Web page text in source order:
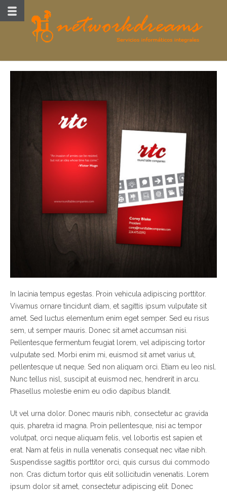
In lacinia tempus egestas. Proin vehicula adipiscing porttitor.
Vivamus ornare tincidunt diam, et sagittis ipsum vulputate sit
amet. Sed luctus elementum enim eget semper. Sed eu risus
sem, ut semper mauris. Donec sit amet accumsan nisi.
Pellentesque fermentum feugiat lorem, vel adipiscing tortor
vulputate sed. Morbi enim mi, euismod sit amet varius ut,
pellentesque ut neque. Sed non aliquam orci. Etiam eu leo nisl.
Nunc tellus nisl, suscipit at euismod nec, hendrerit in arcu.
Phasellus molestie enim eu odio dapibus blandit.
Ut vel urna dolor. Donec mauris nibh, consectetur ac gravida
quis, pharetra id magna. Proin pellentesque, nisi ac tempor
volutpat, orci neque aliquam felis, vel lobortis est sapien et
erat. Nam at felis in nulla venenatis consequat nec vitae nibh.
Suspendisse sagittis porttitor orci, quis cursus dui commodo
non. Cras dictum tortor quis elit sollicitudin venenatis. Lorem
ipsum dolor sit amet, consectetur adipiscing elit. Donec